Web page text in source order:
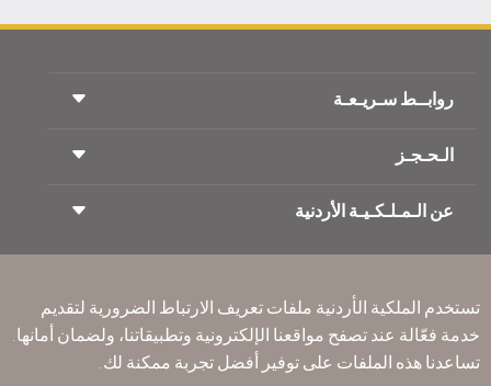
روابــط سـريـعـة
شروط السفر
السفر أثناء الحمل
ذوي الاحتياجات الخاصة
Accessibility Plan and Feedback Process
الـحـجـز
حجز القطار
تكرم
الإقامه لمسافري الترانزيت
عن الـمـلـكـيـة الأردنية
انضم لعائلتنا
الأخبار
سـيـا سة الخصوصية
مكاتبنا حول العالم
تستخدم الملكية الأردنية ملفات تعريف الارتباط الضرورية لتقديم
خدمة فعّالة عند تصفح مواقعنا الإلكترونية وتطبيقاتنا، ولضمان أمانها.
تساعدنا هذه الملفات على توفير أفضل تجربة ممكنة لك.